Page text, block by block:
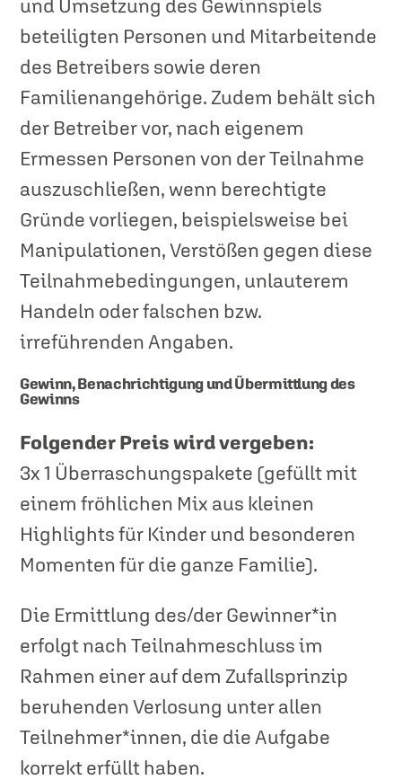
und Umsetzung des Gewinnspiels
beteiligten Personen und Mitarbeitende
des Betreibers sowie deren
Familienangehörige. Zudem behält sich
der Betreiber vor, nach eigenem
Ermessen Personen von der Teilnahme
auszuschließen, wenn berechtigte
Gründe vorliegen, beispielsweise bei
Manipulationen, Verstößen gegen diese
Teilnahmebedingungen, unlauterem
Handeln oder falschen bzw.
irreführenden Angaben.
Gewinn, Benachrichtigung und Übermittlung des
Gewinns
Folgender Preis wird vergeben:
3x 1 Überraschungspakete (gefüllt mit
einem fröhlichen Mix aus kleinen
Highlights für Kinder und besonderen
Momenten für die ganze Familie).
Die Ermittlung des/der Gewinner*in
erfolgt nach Teilnahmeschluss im
Rahmen einer auf dem Zufallsprinzip
beruhenden Verlosung unter allen
Teilnehmer*innen, die die Aufgabe
korrekt erfüllt haben.